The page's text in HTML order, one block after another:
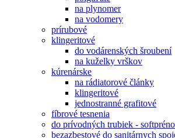
na plynomer
na vodomery
prírubové
klingeritové
do vodárenských šroubení
na kuželky vrškov
kúrenárske
na rádiatorové články
klingeritové
jednostranné grafitové
fíbrové tesnenia
do prívodných trubiek -
bezazbestové do sanitárnych